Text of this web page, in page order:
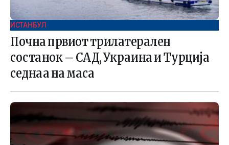
ИСТАНБУЛ
Почна првиот трилатерален
состанок – САД, Украина и Турција
седнаа на маса